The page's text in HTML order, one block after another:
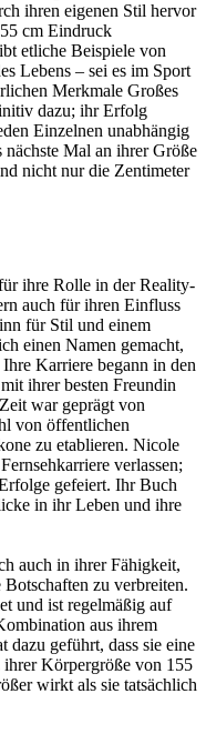
ihren eigenen Stil hervor
cm Eindruck
etliche Beispiele von
Lebens – sei es im Sport
Merkmale Großes
dazu; ihr Erfolg
Einzelnen unabhängig
Mal an ihrer Größe
nicht nur die Zentimeter
ihre Rolle in der Reality-
auch für ihren Einfluss
für Stil und einem
einen Namen gemacht,
Karriere begann in den
ihrer besten Freundin
war geprägt von
von öffentlichen
zu etablieren. Nicole
verlassen;
gefeiert. Ihr Buch
in ihr Leben und ihre
auch in ihrer Fähigkeit,
zu verbreiten.
und ist regelmäßig auf
aus ihrem
dazu geführt, dass sie eine
ihrer Körpergröße von 155
wirkt als sie tatsächlich